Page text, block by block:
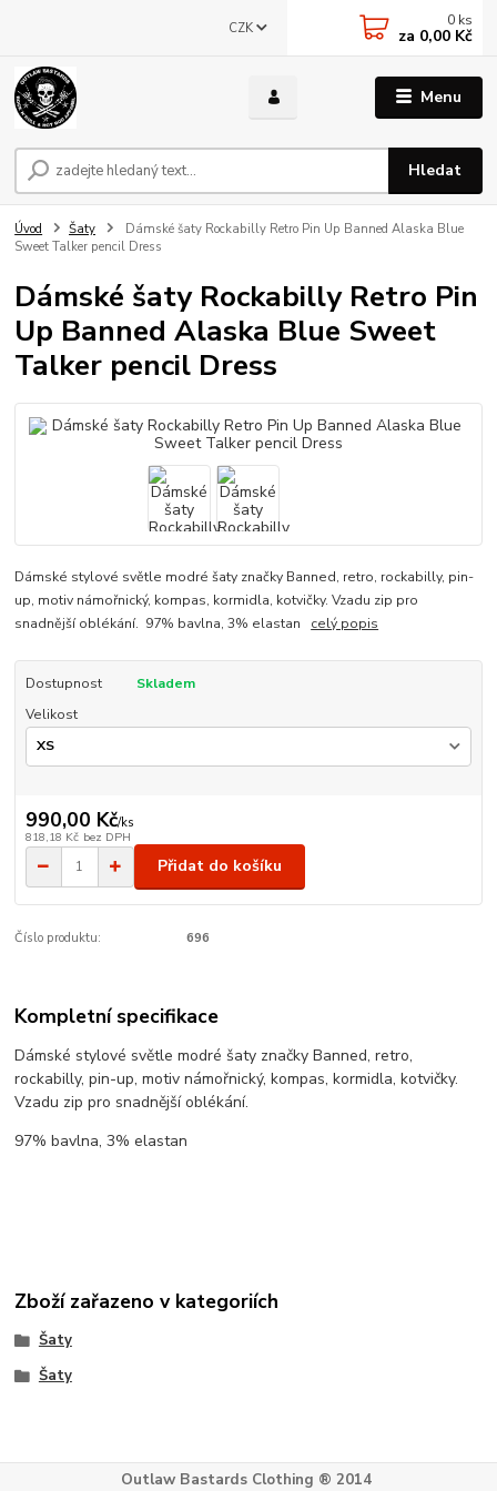
Menu
CZK
Hledat
0 ks
za 0,00 Kč
Úvod Šaty
Dámské šaty Rockabilly Retro Pin Up Banned Alaska Blue
Sweet Talker pencil Dress
Dámské šaty Rockabilly Retro Pin
Up Banned Alaska Blue Sweet
Talker pencil Dress
Dámské stylové světle modré šaty značky Banned, retro, rockabilly, pin-
up, motiv námořnický, kompas, kormidla, kotvičky. Vzadu zip pro
snadnější oblékání. 97% bavlna, 3% elastan celý popis
Dostupnost
Skladem
Velikost
990,00 Kč/ks
818,18 Kč bez DPH
Přidat do košíku
Číslo produktu: 696
Kompletní specifikace
Dámské stylové světle modré šaty značky Banned, retro,
rockabilly, pin-up, motiv námořnický, kompas, kormidla, kotvičky.
Vzadu zip pro snadnější oblékání.
97% bavlna, 3% elastan
Zboží zařazeno v kategoriích
Šaty
Šaty
Outlaw Bastards Clothing ® 2014